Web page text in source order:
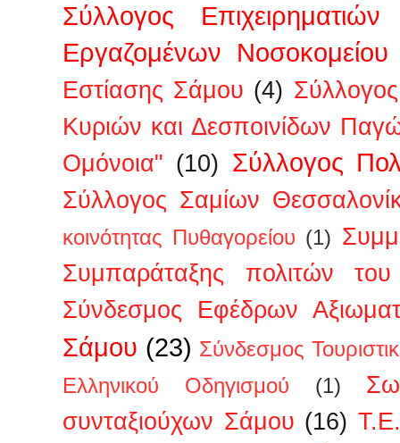
Σύλλογος
Εργαζομένων
Εστίασης Σάμου (4)
Κυριών και Δεσποινίδων
Ομόνοια" (10) Σύλλογος
Σύλλογος Σαμίων
κοινότητας Πυθαγορείου (1)
Συμπαράταξης πολιτών του
Σύνδεσμος Εφέδρων
Σάμου (23) Σύνδεσμος
Ελληνικού Οδηγισμού
(1)
συνταξιούχων Σάμου (16)